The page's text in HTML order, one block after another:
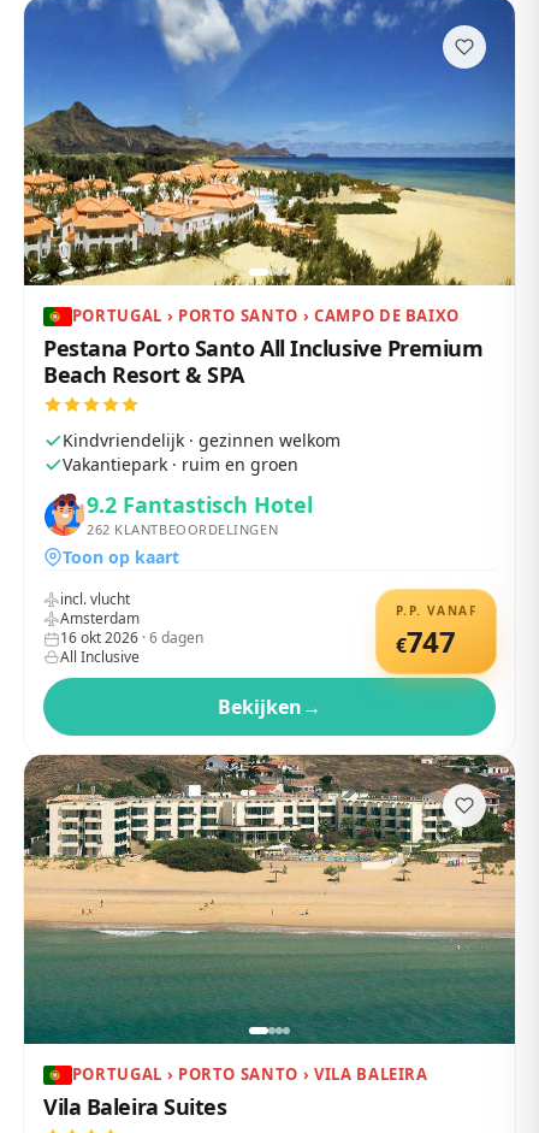
PORTUGAL › PORTO SANTO › CAMPO DE BAIXO
Pestana Porto Santo All Inclusive Premium
Beach Resort & SPA
Kindvriendelijk · gezinnen welkom
Vakantiepark · ruim en groen
9.2 Fantastisch Hotel
262 KLANTBEOORDELINGEN
Toon op kaart
P.P. VANAF
€747
incl. vlucht
Amsterdam
16 okt 2026 ·6dagen
All Inclusive
Bekijken→
PORTUGAL › PORTO SANTO › VILA BALEIRA
Vila Baleira Suites